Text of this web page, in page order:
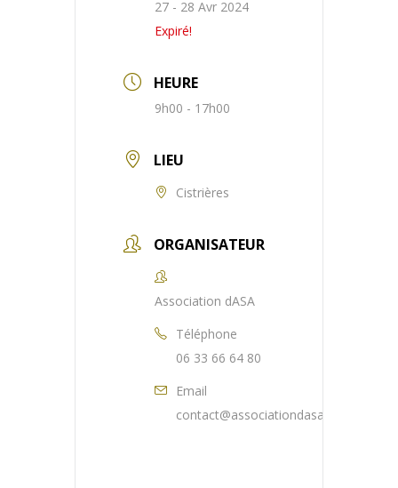
27 - 28 Avr 2024
Expiré!
HEURE
9h00 - 17h00
LIEU
Cistrières
ORGANISATEUR
Association dASA
Téléphone
06 33 66 64 80
Email
contact@associationdasa.fr